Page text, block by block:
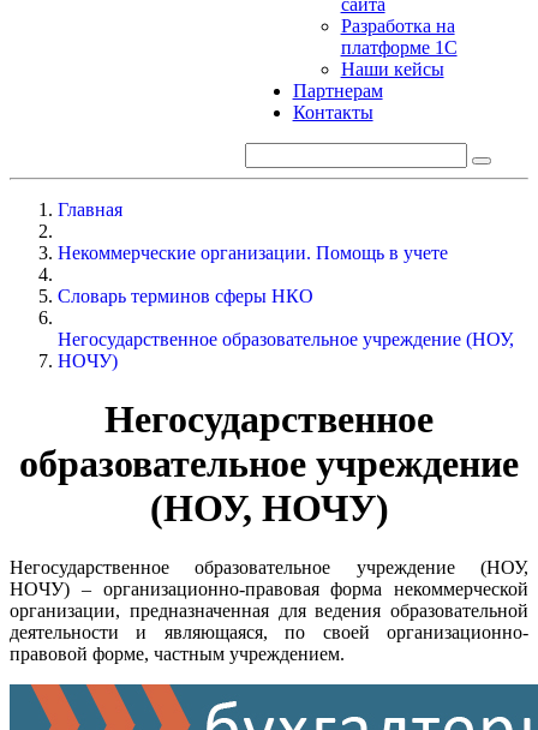
Разработка на
платформе 1С
Наши кейсы
Партнерам
Контакты
Главная
Некоммерческие организации. Помощь в учете
Словарь терминов сферы НКО
Негосударственное образовательное учреждение (НОУ,
НОЧУ)
Негосударственное
образовательное учреждение
(НОУ, НОЧУ)
Негосударственное образовательное учреждение (НОУ,
НОЧУ) – организационно-правовая форма некоммерческой
организации, предназначенная для ведения образовательной
деятельности и являющаяся, по своей организационно-
правовой форме, частным учреждением.